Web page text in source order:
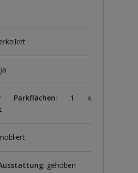
: 1 x
: gehoben